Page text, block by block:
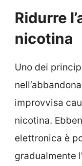
Ridurre
nicotina
Uno dei
improvvisa
nicotina.
elettronica è
gradualmente